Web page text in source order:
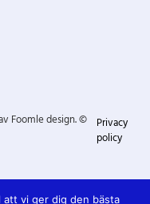
Foomle design. ©
Privacy
policy
vi ger dig den bästa